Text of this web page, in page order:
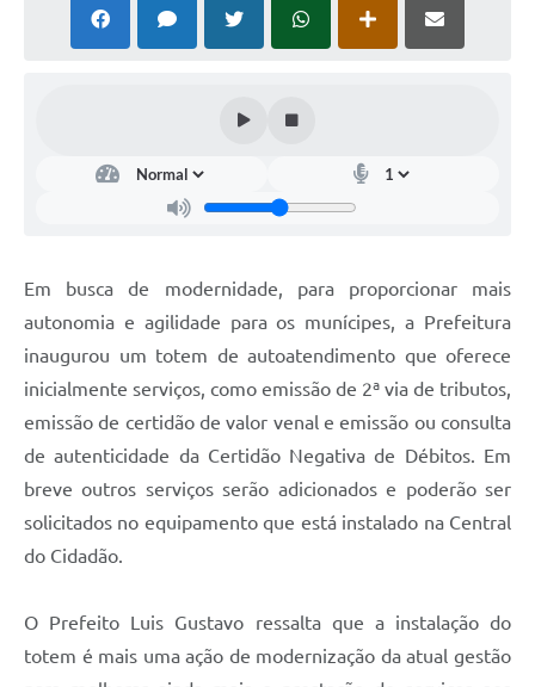
Em busca de modernidade, para proporcionar mais
autonomia e agilidade para os munícipes, a Prefeitura
inaugurou um totem de autoatendimento que oferece
inicialmente serviços, como emissão de 2ª via de tributos,
emissão de certidão de valor venal e emissão ou consulta
de autenticidade da Certidão Negativa de Débitos. Em
breve outros serviços serão adicionados e poderão ser
solicitados no equipamento que está instalado na Central
do Cidadão.
O Prefeito Luis Gustavo ressalta que a instalação do
totem é mais uma ação de modernização da atual gestão